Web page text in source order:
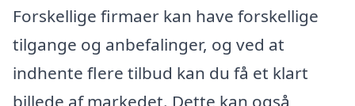
Forskellige firmaer kan have forskellige
tilgange og anbefalinger, og ved at
indhente flere tilbud kan du få et klart
billede af markedet. Dette kan også